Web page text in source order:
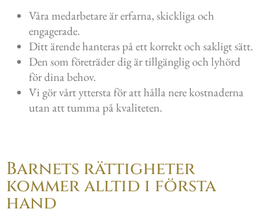
Våra medarbetare är erfarna, skickliga och
engagerade.
Ditt ärende hanteras på ett korrekt och sakligt sätt.
Den som företräder dig är tillgänglig och lyhörd
för dina behov.
Vi gör vårt yttersta för att hålla nere kostnaderna
utan att tumma på kvaliteten.
Barnets rättigheter
kommer alltid i första
hand